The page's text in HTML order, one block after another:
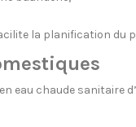
la planification du
eau chaude sanitaire